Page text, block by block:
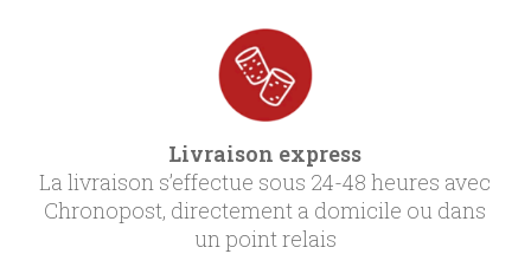
Livraison express
La livraison s’effectue sous 24-48 heures avec
Chronopost, directement a domicile ou dans
un point relais